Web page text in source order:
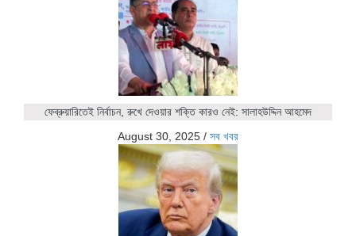
ফেব্রুয়ারিতেই নির্বাচন, রুখে দেওয়ার শক্তি কারও নেই: সালাহউদ্দিন আহমেদ
August 30, 2025 / সব খবর